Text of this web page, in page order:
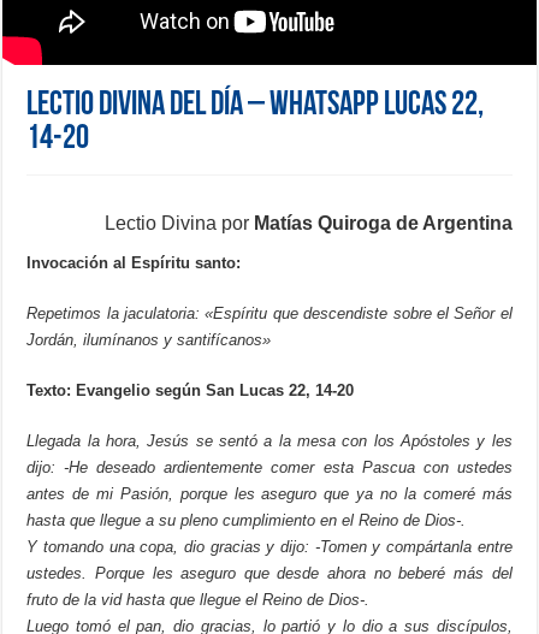
Lectio Divina del día – WhatsApp Lucas 22,
14-20
Lectio Divina por Matías Quiroga de Argentina
Invocación al Espíritu santo:
Repetimos la jaculatoria: «Espíritu que descendiste sobre el Señor el
Jordán, ilumínanos y santifícanos»
Texto: Evangelio según San Lucas 22, 14-20
Llegada la hora, Jesús se sentó a la mesa con los Apóstoles y les
dijo: -He deseado ardientemente comer esta Pascua con ustedes
antes de mi Pasión, porque les aseguro que ya no la comeré más
hasta que llegue a su pleno cumplimiento en el Reino de Dios-.
Y tomando una copa, dio gracias y dijo: -Tomen y compártanla entre
ustedes. Porque les aseguro que desde ahora no beberé más del
fruto de la vid hasta que llegue el Reino de Dios-.
Luego tomó el pan, dio gracias, lo partió y lo dio a sus discípulos,